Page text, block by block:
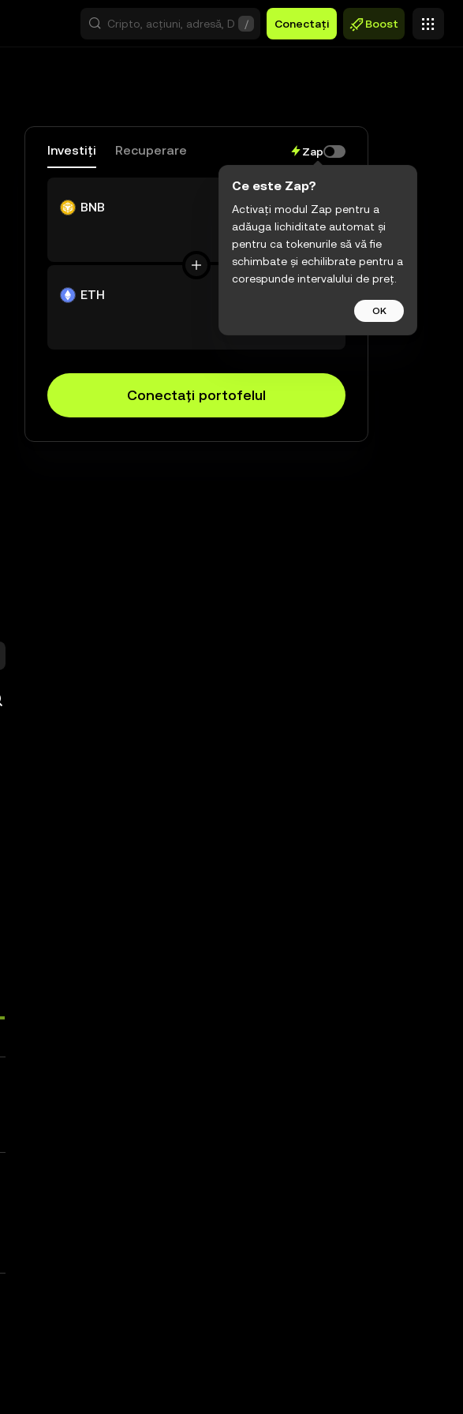
/ Conectați Boost
Investiți Recuperare Zap
BNB
$0,00
ETH
Conectați portofelul
Ce este Zap?
Activați modul Zap pentru a
adăuga lichiditate automat și
pentru ca tokenurile să vă fie
schimbate și echilibrate pentru a
corespunde intervalului de preț.
OK